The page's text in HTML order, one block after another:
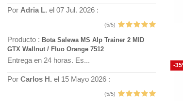
-
Por Adria L. el 07 Jul. 2026 :
(5/5)
Producto : Bota Salewa MS Alp Trainer 2 MID
GTX Wallnut / Fluo Orange 7512
Entrega en 24 horas. Es...
Por Carlos H. el 15 Mayo 2026 :
(5/5)